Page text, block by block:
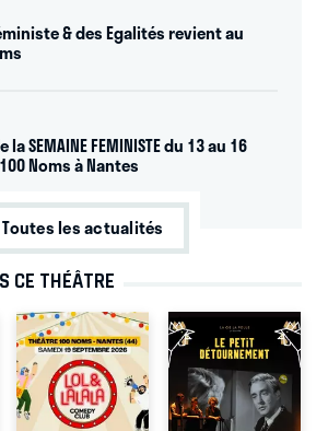
& des Egalités revient au
SEMAINE FEMINISTE du 13 au 16
Noms à Nantes
Toutes les actualités
CE THÉÂTRE